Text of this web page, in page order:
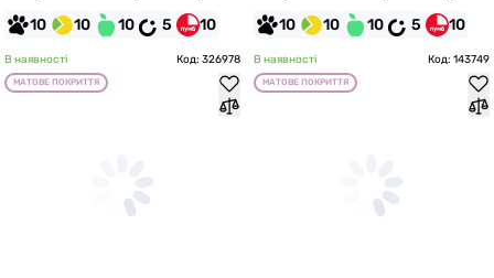
10 10 10 5 10 10 10 10 5 10
В наявності Код: 326978
МАТОВЕ ПОКРИТТЯ
В наявності Код: 143749
МАТОВЕ ПОКРИТТЯ